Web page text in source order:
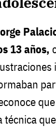
13 años,
técnica